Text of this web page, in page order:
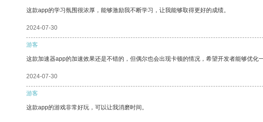
这款app的学习氛围很浓厚，能够激励我不断学习，让我能够取得更好的成绩。
2024-07-30
游客
这款加速器app的加速效果还是不错的，但偶尔也会出现卡顿的情况，希望开发者能够优化一
2024-07-30
游客
这款app的游戏非常好玩，可以让我消磨时间。